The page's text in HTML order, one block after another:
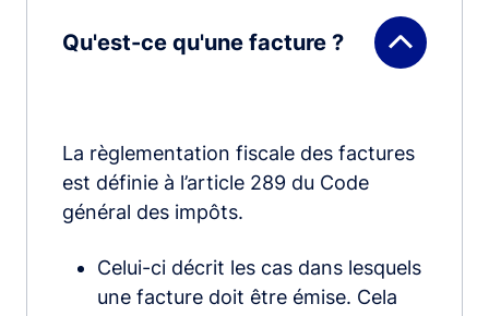
Qu'est-ce qu'une facture ?
La règlementation fiscale des factures
est définie à l’article 289 du Code
général des impôts.
Celui-ci décrit les cas dans lesquels
une facture doit être émise. Cela